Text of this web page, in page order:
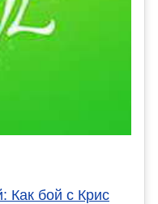
Как бой с Крис